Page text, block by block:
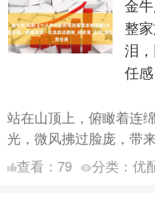
金
整
泪
任感
站在山顶上，俯瞰着连
光，微风拂过脸庞，带
新，让人感到心旷神怡
着各种形状。....
查看： 79 分类： 优